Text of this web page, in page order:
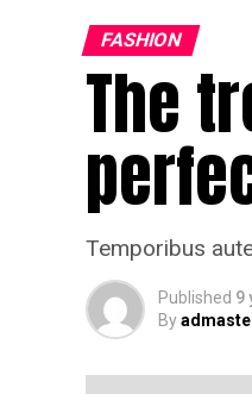
FASHION
The
Temporibus
Published 9
By